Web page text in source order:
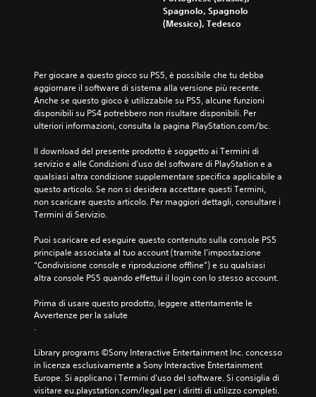
Spagnolo, Spagnolo
(Messico), Tedesco
Per giocare a questo gioco su PS5, è possibile che tu debba
aggiornare il software di sistema alla versione più recente.
Anche se questo gioco è utilizzabile su PS5, alcune funzioni
disponibili su PS4 potrebbero non risultare disponibili. Per
ulteriori informazioni, consulta la pagina PlayStation.com/bc.
Il download del presente prodotto è soggetto ai Termini di
servizio e alle Condizioni d'uso del software di PlayStation e a
qualsiasi altra condizione supplementare specifica applicabile a
questo articolo. Se non si desidera accettare questi Termini,
non scaricare questo articolo. Per maggiori dettagli, consultare i
Termini di Servizio.
Puoi scaricare ed eseguire questo contenuto sulla console PS5
principale associata al tuo account (tramite l'impostazione
“Condivisione console e riproduzione offline”) e su qualsiasi
altra console PS5 quando effettui il login con lo stesso account.
Prima di usare questo prodotto, leggere attentamente le
Avvertenze per la salute
.
Library programs ©Sony Interactive Entertainment Inc. concesso
in licenza esclusivamente a Sony Interactive Entertainment
Europe. Si applicano i Termini d'uso del software. Si consiglia di
visitare eu.playstation.com/legal per i diritti di utilizzo completi.